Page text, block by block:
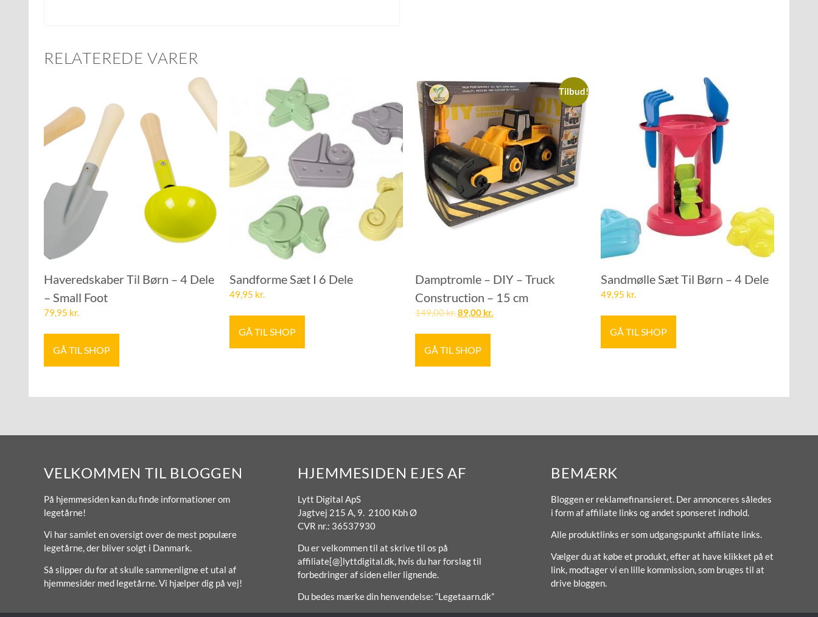
RELATEREDE VARER
Haveredskaber Til Børn – 4 Dele
– Small Foot
79,95 kr.
GÅ TIL SHOP
Sandforme Sæt I 6 Dele
49,95 kr.
GÅ TIL SHOP
Tilbud!
Damptromle – DIY – Truck
Construction – 15 cm
149,00kr.89,00 kr.
GÅ TIL SHOP
Sandmølle Sæt Til Børn – 4 Dele
49,95 kr.
GÅ TIL SHOP
VELKOMMEN TIL BLOGGEN
På hjemmesiden kan du finde informationer om
legetårne!
Vi har samlet en oversigt over de mest populære
legetårne, der bliver solgt i Danmark.
Så slipper du for at skulle sammenligne et utal af
hjemmesider med legetårne. Vi hjælper dig på vej!
HJEMMESIDEN EJES AF
Lytt Digital ApS
Jagtvej 215 A, 9. 2100 Kbh Ø
CVR nr.: 36537930
Du er velkommen til at skrive til os på
affiliate[@]lyttdigital.dk, hvis du har forslag til
forbedringer af siden eller lignende.
Du bedes mærke din henvendelse: “Legetaarn.dk”
BEMÆRK
Bloggen er reklamefinansieret. Der annonceres således
i form af affiliate links og andet sponseret indhold.
Alle produktlinks er som udgangspunkt affiliate links.
Vælger du at købe et produkt, efter at have klikket på et
link, modtager vi en lille kommission, som bruges til at
drive bloggen.